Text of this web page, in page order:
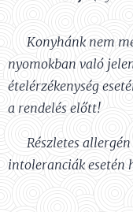
Konyhánk nem
nyomokban való
ételérzékenység
a rendelés előtt!
Részletes
intoleranciák esetén